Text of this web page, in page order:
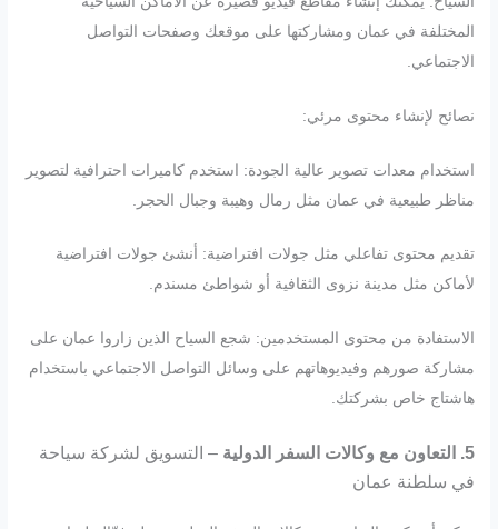
المختلفة في عمان ومشاركتها على موقعك وصفحات التواصل
الاجتماعي.
نصائح لإنشاء محتوى مرئي:
استخدام معدات تصوير عالية الجودة: استخدم كاميرات احترافية لتصوير
مناظر طبيعية في عمان مثل رمال وهيبة وجبال الحجر.
تقديم محتوى تفاعلي مثل جولات افتراضية: أنشئ جولات افتراضية
لأماكن مثل مدينة نزوى الثقافية أو شواطئ مسندم.
الاستفادة من محتوى المستخدمين: شجع السياح الذين زاروا عمان على
مشاركة صورهم وفيديوهاتهم على وسائل التواصل الاجتماعي باستخدام
هاشتاج خاص بشركتك.
5. التعاون مع وكالات السفر الدولية
– التسويق لشركة سياحة
في سلطنة عمان